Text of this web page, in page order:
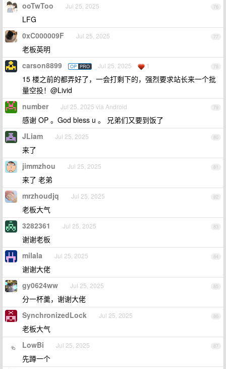
76
ooTwToo Jul 25, 2025
LFG
77
0xC000009F Jul 25, 2025
老板英明
78
carson8899 OP PRO Jul 25, 2025 1
15 楼之前的都弄好了，一会打剩下的，强烈要求站长来一个批
量空投！@Livid
79
number Jul 25, 2025 via Android
感谢 OP 。God bless u 。 兄弟们又要到饭了
80
JLiam Jul 25, 2025
来了
81
jimmzhou Jul 25, 2025
来了 老弟
82
mrzhoudjq Jul 25, 2025
老板大气
83
3282361 Jul 25, 2025
谢谢老板
84
milala Jul 25, 2025
谢谢大佬
85
gy0624ww Jul 25, 2025
分一杯羹，谢谢大佬
86
SynchronizedLock Jul 25, 2025
老板大气
87
LowBi Jul 25, 2025
先蹲一个